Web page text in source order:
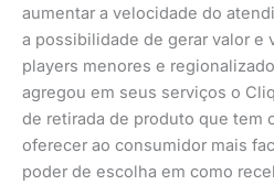
aumentar a velocidade do
a possibilidade de gerar valor e
players menores e
agregou em seus serviços o
de retirada de produto que tem
oferecer ao consumidor mais
poder de escolha em como